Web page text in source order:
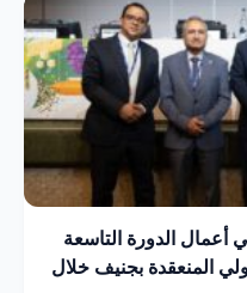
الدورة التاسعة
المنعقدة بجنيف خلال